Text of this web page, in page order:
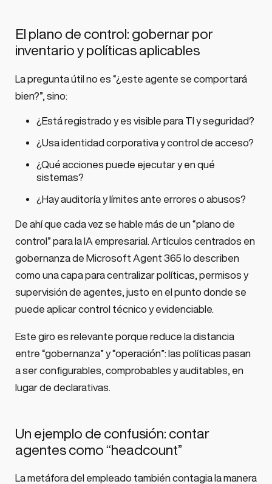
El plano de control: gobernar por
inventario y políticas aplicables
La pregunta útil no es “¿este agente se comportará
bien?”, sino:
¿Está registrado y es visible para TI y seguridad?
¿Usa identidad corporativa y control de acceso?
¿Qué acciones puede ejecutar y en qué
sistemas?
¿Hay auditoría y límites ante errores o abusos?
De ahí que cada vez se hable más de un “plano de
control” para la IA empresarial. Artículos centrados en
gobernanza de Microsoft Agent 365 lo describen
como una capa para centralizar políticas, permisos y
supervisión de agentes, justo en el punto donde se
puede aplicar control técnico y evidenciable.
Este giro es relevante porque reduce la distancia
entre “gobernanza” y “operación”: las políticas pasan
a ser configurables, comprobables y auditables, en
lugar de declarativas.
Un ejemplo de confusión: contar
agentes como “headcount”
La metáfora del empleado también contagia la manera